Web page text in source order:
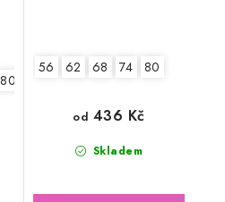
80
56 62 68 74 80
Skladem
od 436 Kč